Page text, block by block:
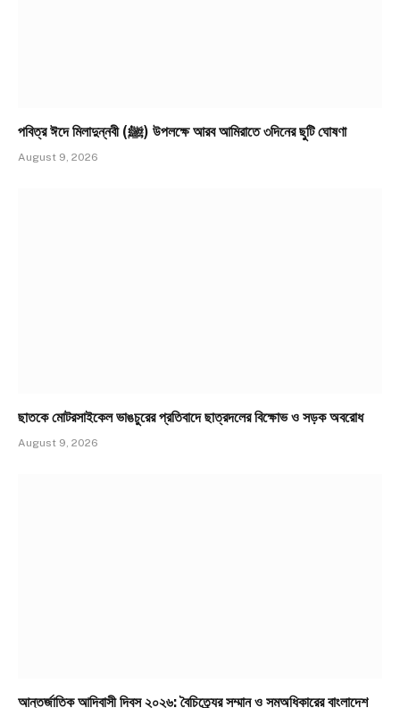
পবিত্র ঈদে মিলাদুন্নবী (ﷺ) উপলক্ষে আরব আমিরাতে ৩দিনের ছুটি ঘোষণা
August 9, 2026
ছাতকে মোটরসাইকেল ভাঙচুরের প্রতিবাদে ছাত্রদলের বিক্ষোভ ও সড়ক অবরোধ
August 9, 2026
আন্তর্জাতিক আদিবাসী দিবস ২০২৬: বৈচিত্র্যের সম্মান ও সমঅধিকারের বাংলাদেশ